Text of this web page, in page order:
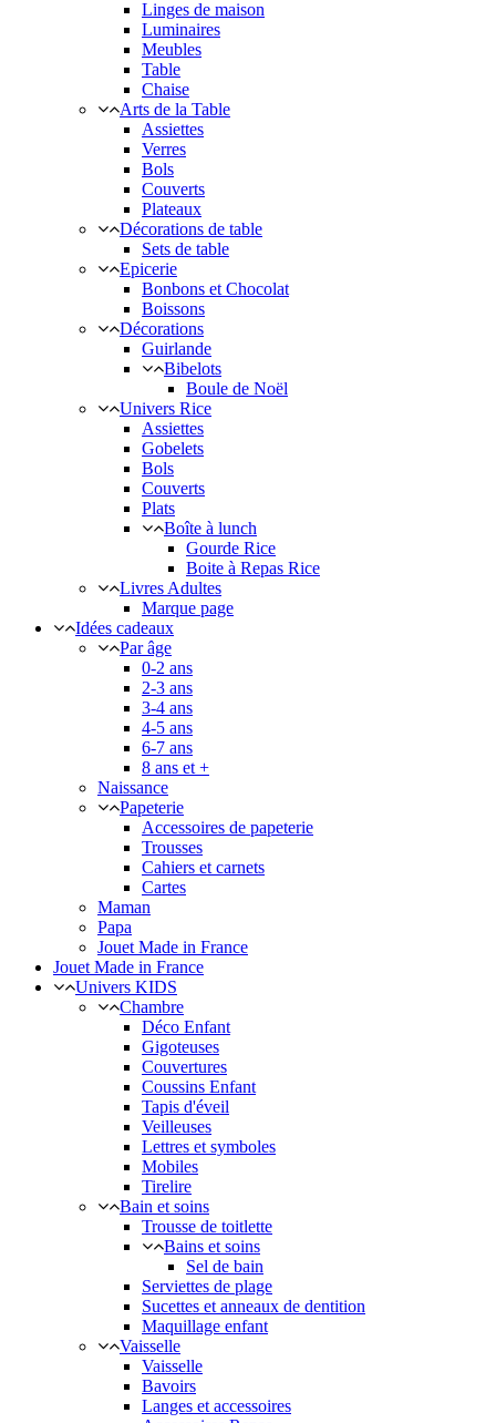
Linges de maison
Luminaires
Meubles
Table
Chaise
Arts de la Table
Assiettes
Verres
Bols
Couverts
Plateaux
Décorations de table
Sets de table
Epicerie
Bonbons et Chocolat
Boissons
Décorations
Guirlande
Bibelots
Boule de Noël
Univers Rice
Assiettes
Gobelets
Bols
Couverts
Plats
Boîte à lunch
Gourde Rice
Boite à Repas Rice
Livres Adultes
Marque page
Idées cadeaux
Par âge
0-2 ans
2-3 ans
3-4 ans
4-5 ans
6-7 ans
8 ans et +
Naissance
Papeterie
Accessoires de papeterie
Trousses
Cahiers et carnets
Cartes
Maman
Papa
Jouet Made in France
Jouet Made in France
Univers KIDS
Chambre
Déco Enfant
Gigoteuses
Couvertures
Coussins Enfant
Tapis d'éveil
Veilleuses
Lettres et symboles
Mobiles
Tirelire
Bain et soins
Trousse de toitlette
Bains et soins
Sel de bain
Serviettes de plage
Sucettes et anneaux de dentition
Maquillage enfant
Vaisselle
Vaisselle
Bavoirs
Langes et accessoires